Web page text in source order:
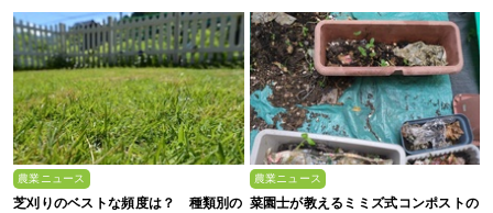
農業ニュース
芝刈りのベストな頻度は？ 種類別の
農業ニュース
菜園士が教えるミミズ式コンポストの